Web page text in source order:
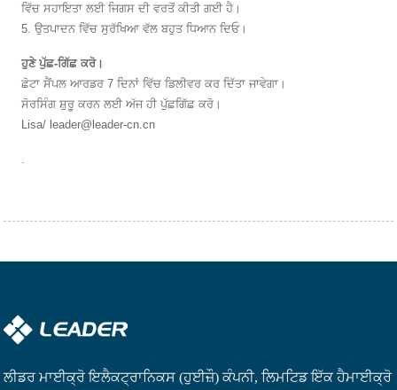
ਵਿੱਚ ਸਹਾਇਤਾ ਲਈ ਜਿਗਸ ਦੀ ਵਰਤੋਂ ਕੀਤੀ ਗਈ ਹੈ।
5. ਉਤਪਾਦਨ ਵਿੱਚ ਸੁਰੱਖਿਆ ਵੱਲ ਬਹੁਤ ਧਿਆਨ ਦਿਓ।
ਹੁਣੇ ਪੁੱਛ-ਗਿੱਛ ਕਰੋ।
ਛੋਟਾ ਸੈਂਪਲ ਆਰਡਰ 7 ਦਿਨਾਂ ਵਿੱਚ ਡਿਲੀਵਰ ਕਰ ਦਿੱਤਾ ਜਾਵੇਗਾ।
ਸੋਰਸਿੰਗ ਸ਼ੁਰੂ ਕਰਨ ਲਈ ਅੱਜ ਹੀ ਪੁੱਛਗਿੱਛ ਕਰੋ।
Lisa/ leader@leader-cn.cn
ਲੀਡਰ ਮਾਈਕ੍ਰੋ ਇਲੈਕਟ੍ਰਾਨਿਕਸ (ਹੁਈਜ਼ੌ) ਕੰਪਨੀ, ਲਿਮਟਿਡ ਇੱਕ ਹੈਮਾਈਕ੍ਰੋ